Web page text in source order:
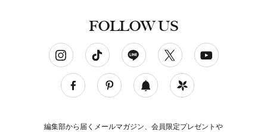
FOLLOW US
編集部から届くメールマガジン、会員限定プレゼントや